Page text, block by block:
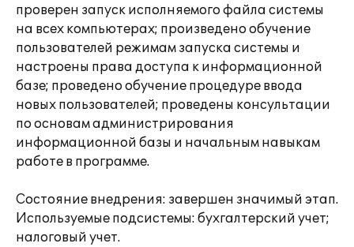
проверен запуск исполняемого файла системы
на всех компьютерах; произведено обучение
пользователей режимам запуска системы и
настроены права доступа к информационной
базе; проведено обучение процедуре ввода
новых пользователей; проведены консультации
по основам администрирования
информационной базы и начальным навыкам
работе в программе.
Состояние внедрения: завершен значимый этап.
Используемые подсистемы: бухгалтерский учет;
налоговый учет.